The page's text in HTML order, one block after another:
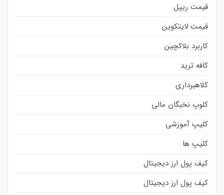
قیمت ریپل
قیمت لایتکوین
کاربرد بلاکچین
کافه ترید
کلاهبرداری
کلوپ نخبگان مالی
کلیپ آموزشی
کلیپ ها
کیف پول ارز دیجیتال
کیف پول ارز دیجیتال